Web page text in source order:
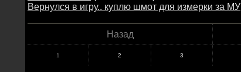
Вернулся в игру.. куплю шмот для измерки за МУ
Назад
1 2 3